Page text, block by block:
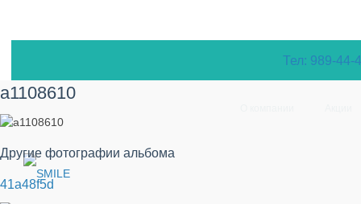
Тел: 989-44-
a1108610
Другие фотографии альбома
41a48f5d